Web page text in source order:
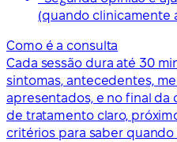
(quando clinicamente
Como é a consulta
Cada sessão dura até 30
sintomas, antecedentes,
apresentados, e no final
de tratamento claro,
critérios para saber quando